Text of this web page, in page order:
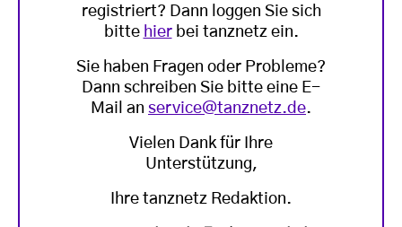
registriert? Dann loggen Sie sich
bitte hierbei tanznetz ein.
Sie haben Fragen oder Probleme?
Dann schreiben Sie bitte eine E-
Mail an service@tanznetz.de.
Vielen Dank für Ihre
Unterstützung,
Ihre tanznetz Redaktion.